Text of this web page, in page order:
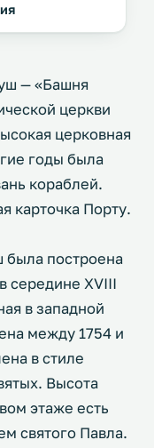
— «Башня
церкви
церковная
годы была
кораблей.
карточка Порту.
построена
середине XVIII
в западной
между 1754 и
в стиле
Высота
этаже есть
святого Павла.